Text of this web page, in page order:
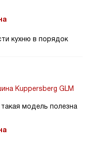
кухню в порядок
Kuppersberg GLM
модель полезна